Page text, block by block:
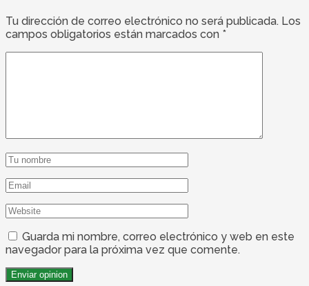
Tu dirección de correo electrónico no será publicada. Los
campos obligatorios están marcados con *
Guarda mi nombre, correo electrónico y web en este
navegador para la próxima vez que comente.